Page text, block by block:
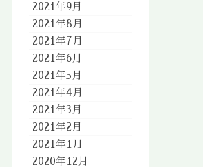
2021年9月
2021年8月
2021年7月
2021年6月
2021年5月
2021年4月
2021年3月
2021年2月
2021年1月
2020年12月